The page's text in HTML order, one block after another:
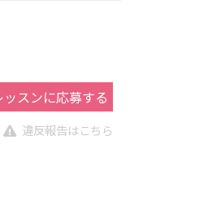
スンに応募する
違反報告はこちら